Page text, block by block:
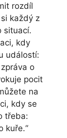
rozdíl
si každý z
situací.
kdy
událostí:
o
pocit
na
kdy se
třeba:
kuře.“